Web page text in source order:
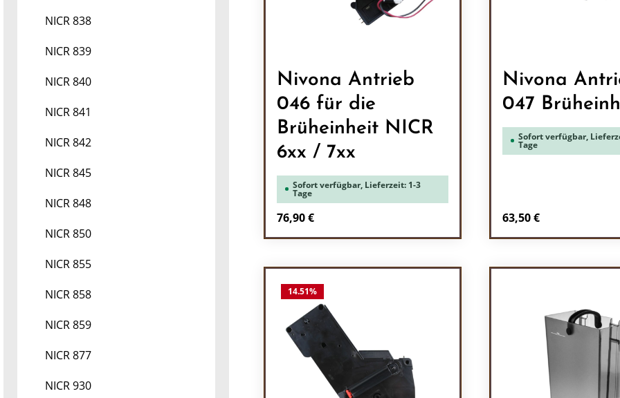
NICR 838
NICR 839
NICR 840
NICR 841
NICR 842
NICR 845
NICR 848
NICR 850
NICR 855
NICR 858
NICR 859
NICR 877
NICR 930
Nivona Antrieb
046 für die
Brüheinheit NICR
6xx / 7xx
Sofort verfügbar, Lieferzeit: 1-3
Tage
Regulärer Preis:
76,90 €
Nivona
047
Sofort verfügbar,
Tage
Regulärer Preis:
63,50 €
14.51%